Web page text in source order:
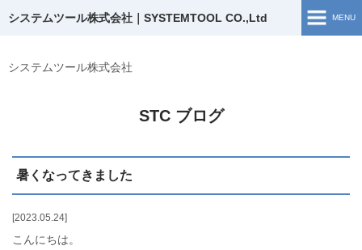
システムツール株式会社｜SYSTEMTOOL CO.,Ltd
システムツール株式会社
MENU
企業情報
お問い合わせ
STC ブログ
2023.05.24
暑くなってきました
こんにちは。